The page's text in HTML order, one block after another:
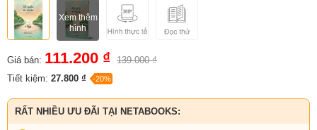
Xem thêm
hình
Giá bán: 111.200 ₫ 139.000 ₫
Tiết kiệm: 27.800 ₫ -20%
RẤT NHIỀU ƯU ĐÃI TẠI NETABOOKS: